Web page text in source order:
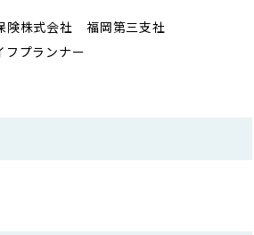
険株式会社 福岡第三支社
フプランナー